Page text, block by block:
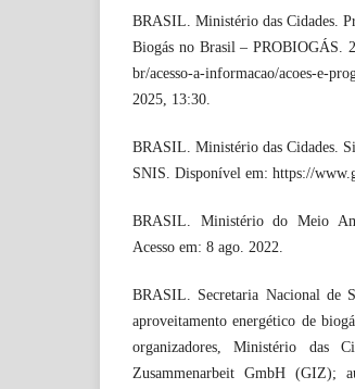
BRASIL. Ministério das Cidades.
Biogás no Brasil – PROBIOGÁS.
br/acesso-a-informacao/acoes-e-
2025, 13:30.
BRASIL. Ministério das Cidades.
SNIS. Disponível em: https://
BRASIL. Ministério do Meio
Acesso em: 8 ago. 2022.
BRASIL. Secretaria Nacional de
aproveitamento energético de
organizadores, Ministério das
Zusammenarbeit GmbH (GIZ);